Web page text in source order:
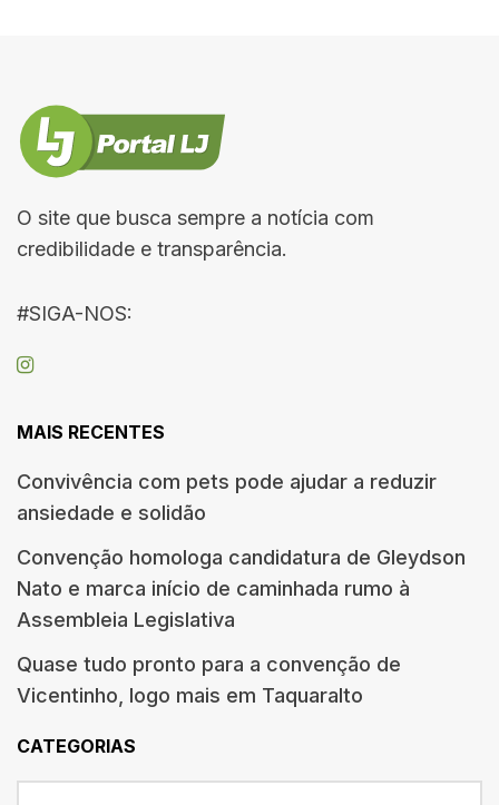
O site que busca sempre a notícia com
credibilidade e transparência.
#SIGA-NOS:
MAIS RECENTES
Convivência com pets pode ajudar a reduzir
ansiedade e solidão
Convenção homologa candidatura de Gleydson
Nato e marca início de caminhada rumo à
Assembleia Legislativa
Quase tudo pronto para a convenção de
Vicentinho, logo mais em Taquaralto
CATEGORIAS